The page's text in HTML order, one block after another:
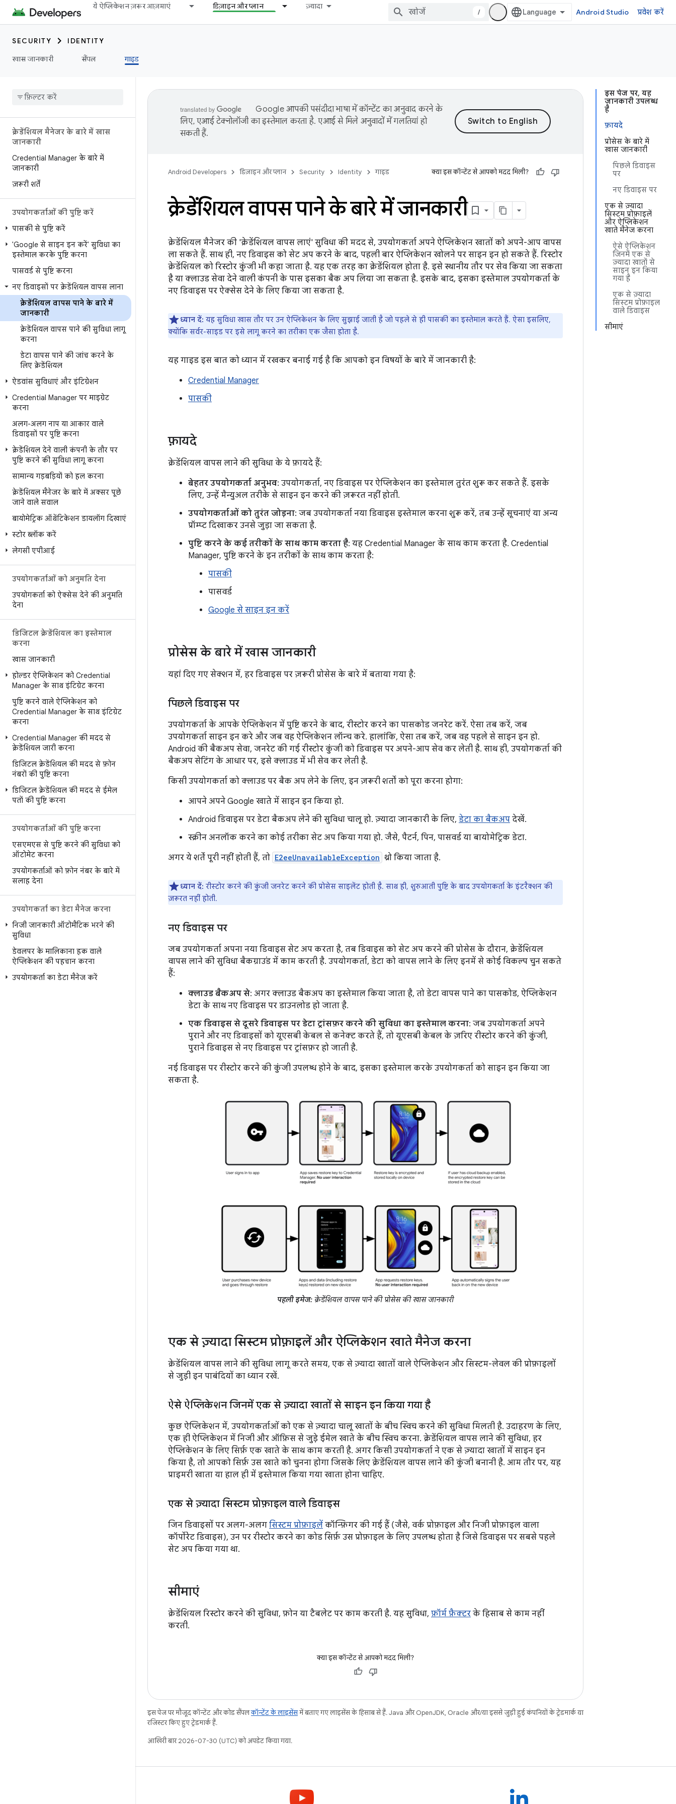
ये ऐप्लिकेशन ज़रूर आज़माएं डिज़ाइन और प्लान ज़्यादा
/ Android Studio प्रवेश करें
SECURITY
IDENTITY
खास जानकारी
सैंपल गाइड
क्रेडेंशियल मैनेजर के बारे में खास
जानकारी
Credential Manager के बारे में
जानकारी
ज़रूरी शर्तें
उपयोगकर्ताओं की पुष्टि करें
पासकी से पुष्टि करें
'Google से साइन इन करें' सुविधा का
इस्तेमाल करके पुष्टि करना
पासवर्ड से पुष्टि करना
नए डिवाइसों पर क्रेडेंशियल वापस लाना
क्रेडेंशियल वापस पाने के बारे में
जानकारी
क्रेडेंशियल वापस पाने की सुविधा लागू
करना
डेटा वापस पाने की जांच करने के
लिए क्रेडेंशियल
ऐडवांस सुविधाएं और इंटिग्रेशन
Credential Manager पर माइग्रेट
करना
अलग-अलग नाप या आकार वाले
डिवाइसों पर पुष्टि करना
क्रेडेंशियल देने वाली कंपनी के तौर पर
पुष्टि करने की सुविधा लागू करना
सामान्य गड़बड़ियों को हल करना
क्रेडेंशियल मैनेजर के बारे में अक्सर पूछे
जाने वाले सवाल
बायोमेट्रिक ऑथेंटिकेशन डायलॉग दिखाएं
स्टोर ब्लॉक करें
लेगसी एपीआई
उपयोगकर्ताओं को अनुमति देना
उपयोगकर्ता को ऐक्सेस देने की अनुमति
देना
डिजिटल क्रेडेंशियल का इस्तेमाल
करना
खास जानकारी
होल्डर ऐप्लिकेशन को Credential
Manager के साथ इंटिग्रेट करना
पुष्टि करने वाले ऐप्लिकेशन को
Credential Manager के साथ इंटिग्रेट
करना
Credential Manager की मदद से
क्रेडेंशियल जारी करना
डिजिटल क्रेडेंशियल की मदद से फ़ोन
नंबरों की पुष्टि करना
डिजिटल क्रेडेंशियल की मदद से ईमेल
पतों की पुष्टि करना
उपयोगकर्ताओं की पुष्टि करना
एसएमएस से पुष्टि करने की सुविधा को
ऑटोमेट करना
उपयोगकर्ताओं को फ़ोन नंबर के बारे में
सलाह देना
उपयोगकर्ता का डेटा मैनेज करना
निजी जानकारी ऑटोमैटिक भरने की
सुविधा
डेवलपर के मालिकाना हक वाले
ऐप्लिकेशन की पहचान करना
उपयोगकर्ता का डेटा मैनेज करें
इस पेज पर, यह
जानकारी उपलब्ध
है
फ़ायदे
प्रोसेस के बारे में
खास जानकारी
पिछले डिवाइस
पर
नए डिवाइस पर
एक से ज़्यादा
सिस्टम प्रोफ़ाइलें
और ऐप्लिकेशन
खाते मैनेज करना
ऐसे ऐप्लिकेशन
जिनमें एक से
ज़्यादा खातों से
साइन इन किया
गया है
एक से ज़्यादा
सिस्टम प्रोफ़ाइल
वाले डिवाइस
सीमाएं
Google आपकी पसंदीदा भाषा में कॉन्टेंट का अनुवाद करने के
लिए, एआई टेक्नोलॉजी का इस्तेमाल करता है. एआई से मिले अनुवादों में गलतियां हो
सकती हैं.
Android Developers डिज़ाइन और प्लान Security Identity गाइड क्या इस कॉन्टेंट से आपको मदद मिली?
क्रेडेंशियल वापस पाने के बारे में जानकारी
क्रेडेंशियल मैनेजर की 'क्रेडेंशियल वापस लाएं' सुविधा की मदद से, उपयोगकर्ता अपने ऐप्लिकेशन खातों को अपने-आप वापस
ला सकते हैं. साथ ही, नए डिवाइस को सेट अप करने के बाद, पहली बार ऐप्लिकेशन खोलने पर साइन इन हो सकते हैं. रिस्टोर
क्रेडेंशियल को रिस्टोर कुंजी भी कहा जाता है. यह एक तरह का क्रेडेंशियल होता है. इसे स्थानीय तौर पर सेव किया जा सकता
है या क्लाउड सेवा देने वाली कंपनी के पास इसका बैक अप लिया जा सकता है. इसके बाद, इसका इस्तेमाल उपयोगकर्ता के
नए डिवाइस पर ऐक्सेस देने के लिए किया जा सकता है.
ध्यान दें: यह सुविधा खास तौर पर उन ऐप्लिकेशन के लिए सुझाई जाती है जो पहले से ही पासकी का इस्तेमाल करते हैं. ऐसा इसलिए,
क्योंकि सर्वर-साइड पर इसे लागू करने का तरीका एक जैसा होता है.
यह गाइड इस बात को ध्यान में रखकर बनाई गई है कि आपको इन विषयों के बारे में जानकारी है:
Credential Manager
पासकी
फ़ायदे
क्रेडेंशियल वापस लाने की सुविधा के ये फ़ायदे हैं:
बेहतर उपयोगकर्ता अनुभव: उपयोगकर्ता, नए डिवाइस पर ऐप्लिकेशन का इस्तेमाल तुरंत शुरू कर सकते हैं. इसके
लिए, उन्हें मैन्युअल तरीके से साइन इन करने की ज़रूरत नहीं होती.
उपयोगकर्ताओं को तुरंत जोड़ना: जब उपयोगकर्ता नया डिवाइस इस्तेमाल करना शुरू करें, तब उन्हें सूचनाएं या अन्य
प्रॉम्प्ट दिखाकर उनसे जुड़ा जा सकता है.
पुष्टि करने के कई तरीकों के साथ काम करता है: यह Credential Manager के साथ काम करता है. Credential
Manager, पुष्टि करने के इन तरीकों के साथ काम करता है:
पासकी
पासवर्ड
Google से साइन इन करें
प्रोसेस के बारे में खास जानकारी
यहां दिए गए सेक्शन में, हर डिवाइस पर ज़रूरी प्रोसेस के बारे में बताया गया है:
पिछले डिवाइस पर
उपयोगकर्ता के आपके ऐप्लिकेशन में पुष्टि करने के बाद, रीस्टोर करने का पासकोड जनरेट करें. ऐसा तब करें, जब
उपयोगकर्ता साइन इन करे और जब वह ऐप्लिकेशन लॉन्च करे. हालांकि, ऐसा तब करें, जब वह पहले से साइन इन हो.
Android की बैकअप सेवा, जनरेट की गई रीस्टोर कुंजी को डिवाइस पर अपने-आप सेव कर लेती है. साथ ही, उपयोगकर्ता की
बैकअप सेटिंग के आधार पर, इसे क्लाउड में भी सेव कर लेती है.
किसी उपयोगकर्ता को क्लाउड पर बैक अप लेने के लिए, इन ज़रूरी शर्तों को पूरा करना होगा:
आपने अपने Google खाते में साइन इन किया हो.
Android डिवाइस पर डेटा बैकअप लेने की सुविधा चालू हो. ज़्यादा जानकारी के लिए, डेटा का बैकअप देखें.
स्क्रीन अनलॉक करने का कोई तरीका सेट अप किया गया हो. जैसे, पैटर्न, पिन, पासवर्ड या बायोमेट्रिक डेटा.
अगर ये शर्तें पूरी नहीं होती हैं, तो E2eeUnavailableException थ्रो किया जाता है.
ध्यान दें: रीस्टोर करने की कुंजी जनरेट करने की प्रोसेस साइलेंट होती है. साथ ही, शुरुआती पुष्टि के बाद उपयोगकर्ता के इंटरैक्शन की
ज़रूरत नहीं होती.
नए डिवाइस पर
जब उपयोगकर्ता अपना नया डिवाइस सेट अप करता है, तब डिवाइस को सेट अप करने की प्रोसेस के दौरान, क्रेडेंशियल
वापस लाने की सुविधा बैकग्राउंड में काम करती है. उपयोगकर्ता, डेटा को वापस लाने के लिए इनमें से कोई विकल्प चुन सकते
हैं:
क्लाउड बैकअप से: अगर क्लाउड बैकअप का इस्तेमाल किया जाता है, तो डेटा वापस पाने का पासकोड, ऐप्लिकेशन
डेटा के साथ नए डिवाइस पर डाउनलोड हो जाता है.
एक डिवाइस से दूसरे डिवाइस पर डेटा ट्रांसफ़र करने की सुविधा का इस्तेमाल करना: जब उपयोगकर्ता अपने
पुराने और नए डिवाइसों को यूएसबी केबल से कनेक्ट करते हैं, तो यूएसबी केबल के ज़रिए रीस्टोर करने की कुंजी,
पुराने डिवाइस से नए डिवाइस पर ट्रांसफ़र हो जाती है.
नई डिवाइस पर रीस्टोर करने की कुंजी उपलब्ध होने के बाद, इसका इस्तेमाल करके उपयोगकर्ता को साइन इन किया जा
सकता है.
पहली इमेज: क्रेडेंशियल वापस पाने की प्रोसेस की खास जानकारी
एक से ज़्यादा सिस्टम प्रोफ़ाइलें और ऐप्लिकेशन खाते मैनेज करना
क्रेडेंशियल वापस लाने की सुविधा लागू करते समय, एक से ज़्यादा खातों वाले ऐप्लिकेशन और सिस्टम-लेवल की प्रोफ़ाइलों
से जुड़ी इन पाबंदियों का ध्यान रखें.
ऐसे ऐप्लिकेशन जिनमें एक से ज़्यादा खातों से साइन इन किया गया है
कुछ ऐप्लिकेशन में, उपयोगकर्ताओं को एक से ज़्यादा चालू खातों के बीच स्विच करने की सुविधा मिलती है. उदाहरण के लिए,
एक ही ऐप्लिकेशन में निजी और ऑफ़िस से जुड़े ईमेल खाते के बीच स्विच करना. क्रेडेंशियल वापस लाने की सुविधा, हर
ऐप्लिकेशन के लिए सिर्फ़ एक खाते के साथ काम करती है. अगर किसी उपयोगकर्ता ने एक से ज़्यादा खातों में साइन इन
किया है, तो आपको सिर्फ़ उस खाते को चुनना होगा जिसके लिए क्रेडेंशियल वापस लाने की कुंजी बनानी है. आम तौर पर, यह
प्राइमरी खाता या हाल ही में इस्तेमाल किया गया खाता होना चाहिए.
एक से ज़्यादा सिस्टम प्रोफ़ाइल वाले डिवाइस
जिन डिवाइसों पर अलग-अलग सिस्टम प्रोफ़ाइलें कॉन्फ़िगर की गई हैं (जैसे, वर्क प्रोफ़ाइल और निजी प्रोफ़ाइल वाला
कॉर्पोरेट डिवाइस), उन पर रीस्टोर करने का कोड सिर्फ़ उस प्रोफ़ाइल के लिए उपलब्ध होता है जिसे डिवाइस पर सबसे पहले
सेट अप किया गया था.
सीमाएं
क्रेडेंशियल रिस्टोर करने की सुविधा, फ़ोन या टैबलेट पर काम करती है. यह सुविधा, फ़ॉर्म फ़ैक्टर के हिसाब से काम नहीं
करती.
क्या इस कॉन्टेंट से आपको मदद मिली?
इस पेज पर मौजूद कॉन्टेंट और कोड सैंपलकॉन्टेंट के लाइसेंसमें बताए गए लाइसेंस के हिसाब से हैं. Java और OpenJDK, Oracle और/या इससे जुड़ी हुई कंपनियों के ट्रेडमार्क या
रजिस्टर किए हुए ट्रेडमार्क हैं.
आखिरी बार 2026-07-30 (UTC) को अपडेट किया गया.